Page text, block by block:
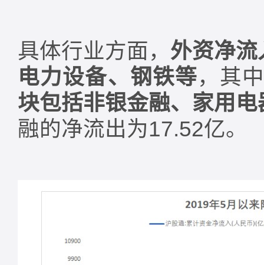
具体行业方面， 外资净
电力设备、钢铁等，其
块包括非银金融、家用
融的净流出为17.52亿。